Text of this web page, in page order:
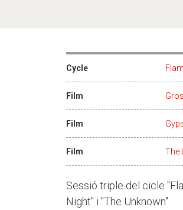
Cycle
Film
Film
Film The
Sessió triple del cicle
Night" i "The Unknown"